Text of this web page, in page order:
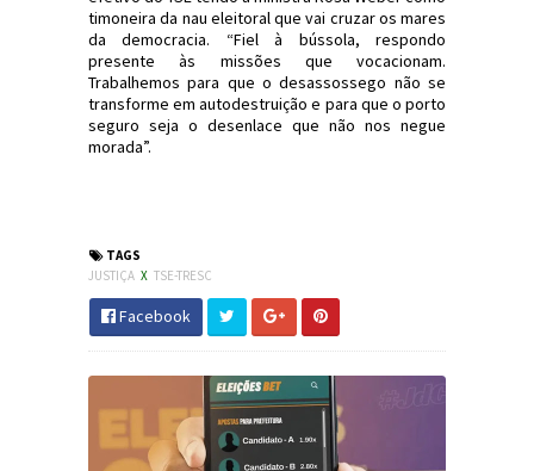
timoneira da nau eleitoral que vai cruzar os mares
da democracia. “Fiel à bússola, respondo
presente às missões que vocacionam.
Trabalhemos para que o desassossego não se
transforme em autodestruição e para que o porto
seguro seja o desenlace que não nos negue
morada”.
TAGS
JUSTIÇA X TSE-TRESC
Facebook